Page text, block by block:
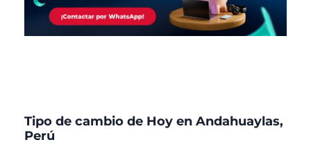
Tipo de cambio de Hoy en Andahuaylas,
Perú